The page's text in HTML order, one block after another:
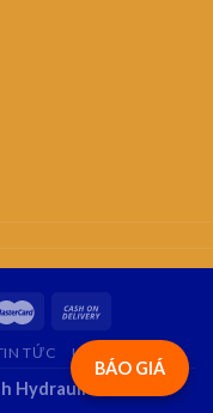
BÁO GIÁ
TỨC LIÊN HỆ
Hydraulics